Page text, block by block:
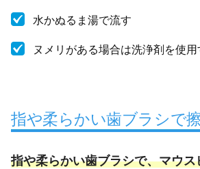
水かぬるま湯で流す
ヌメリがある場合は洗浄剤を使用
指や柔らかい歯ブラシで
指や柔らかい歯ブラシで、マウ